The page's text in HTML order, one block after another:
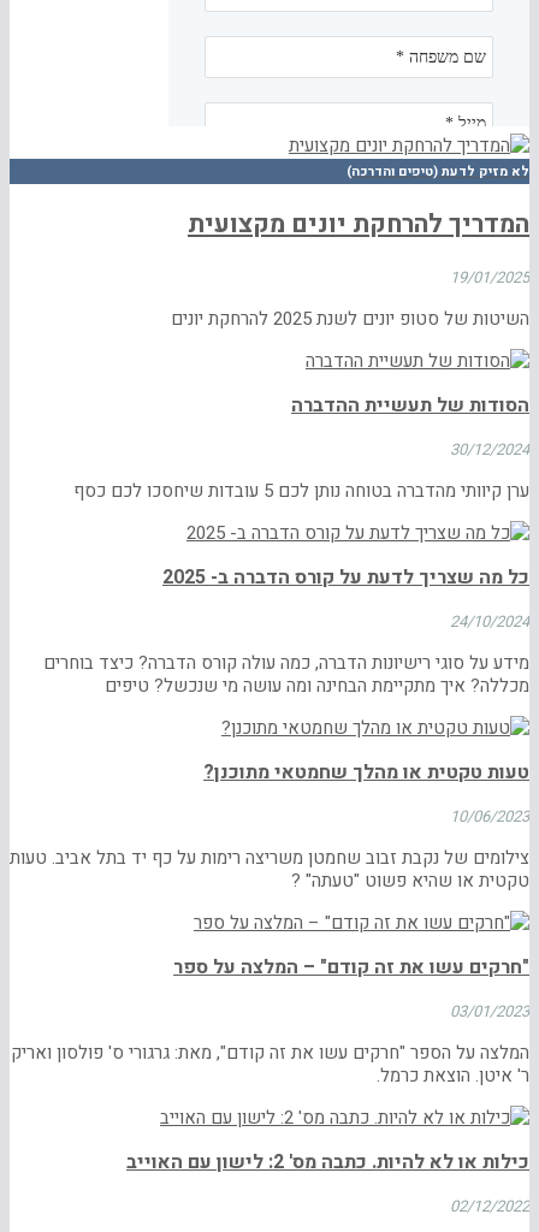
לא מזיק לדעת (טיפים והדרכה)
המדריך להרחקת יונים מקצועית
19/01/2025
השיטות של סטופ יונים לשנת 2025 להרחקת יונים
הסודות של תעשיית ההדברה
30/12/2024
ערן קיוותי מהדברה בטוחה נותן לכם 5 עובדות שיחסכו לכם כסף
כל מה שצריך לדעת על קורס הדברה ב- 2025
24/10/2024
מידע על סוגי רישיונות הדברה, כמה עולה קורס הדברה? כיצד בוחרים
מכללה? איך מתקיימת הבחינה ומה עושה מי שנכשל? טיפים
טעות טקטית או מהלך שחמטאי מתוכנן?
10/06/2023
צילומים של נקבת זבוב שחמטן משריצה רימות על כף יד בתל אביב. טעות
טקטית או שהיא פשוט "טעתה" ?
"חרקים עשו את זה קודם" – המלצה על ספר
03/01/2023
המלצה על הספר "חרקים עשו את זה קודם", מאת: גרגורי ס' פולסון ואריק
ר' איטן. הוצאת כרמל.
כילות או לא להיות. כתבה מס' 2: לישון עם האוייב
02/12/2022